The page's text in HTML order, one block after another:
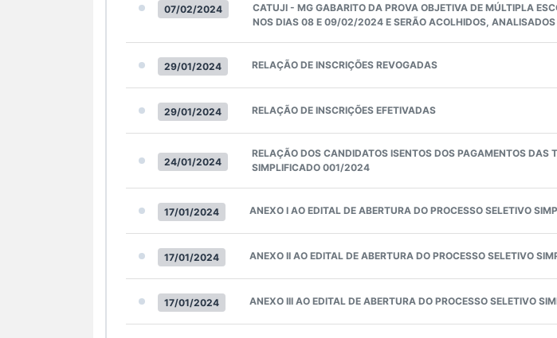
07/02/2024
CATUJI - MG GABARITO DA PROVA OBJETIVA DE MÚLTIPLA
NOS DIAS 08 E 09/02/2024 E SERÃO ACOLHIDOS,
29/01/2024 RELAÇÃO DE INSCRIÇÕES REVOGADAS
29/01/2024 RELAÇÃO DE INSCRIÇÕES EFETIVADAS
24/01/2024
RELAÇÃO DOS CANDIDATOS ISENTOS DOS PAGAMENTOS DAS
SIMPLIFICADO 001/2024
17/01/2024 ANEXO I AO EDITAL DE ABERTURA DO PROCESSO SELETIVO
17/01/2024 ANEXO II AO EDITAL DE ABERTURA DO PROCESSO SELETIVO
17/01/2024 ANEXO III AO EDITAL DE ABERTURA DO PROCESSO SELETIVO